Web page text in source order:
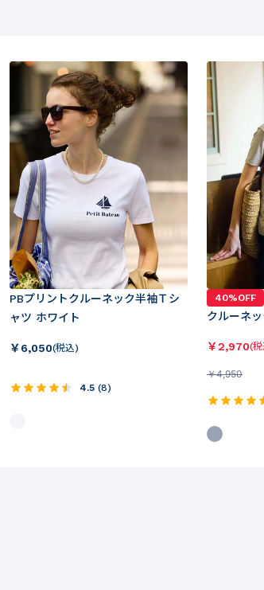
PBプリントクルーネック半袖Ｔシ
ャツ ホワイト
￥6,050(税込)
4.5 (8)
40%OFF
クルーネ
￥2,970(
￥4,950